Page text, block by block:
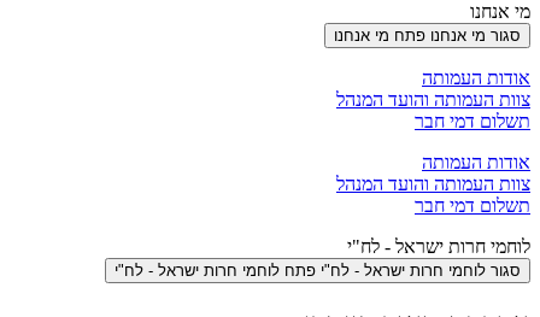
מי אנחנו
סגור מי אנחנו פתח מי אנחנו
אודות העמותה
צוות העמותה והועד המנהל
תשלום דמי חבר
אודות העמותה
צוות העמותה והועד המנהל
תשלום דמי חבר
לוחמי חרות ישראל - לח"י
סגור לוחמי חרות ישראל - לח"י פתח לוחמי חרות ישראל - לח"י